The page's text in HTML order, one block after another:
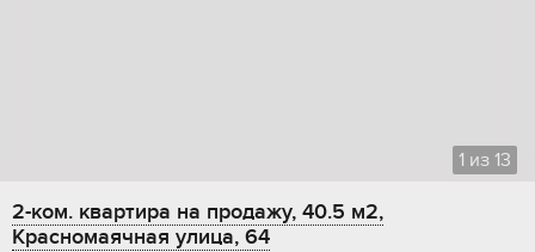
1 из 13
2-ком. квартира на продажу, 40.5 м2,
Красномаячная улица, 64